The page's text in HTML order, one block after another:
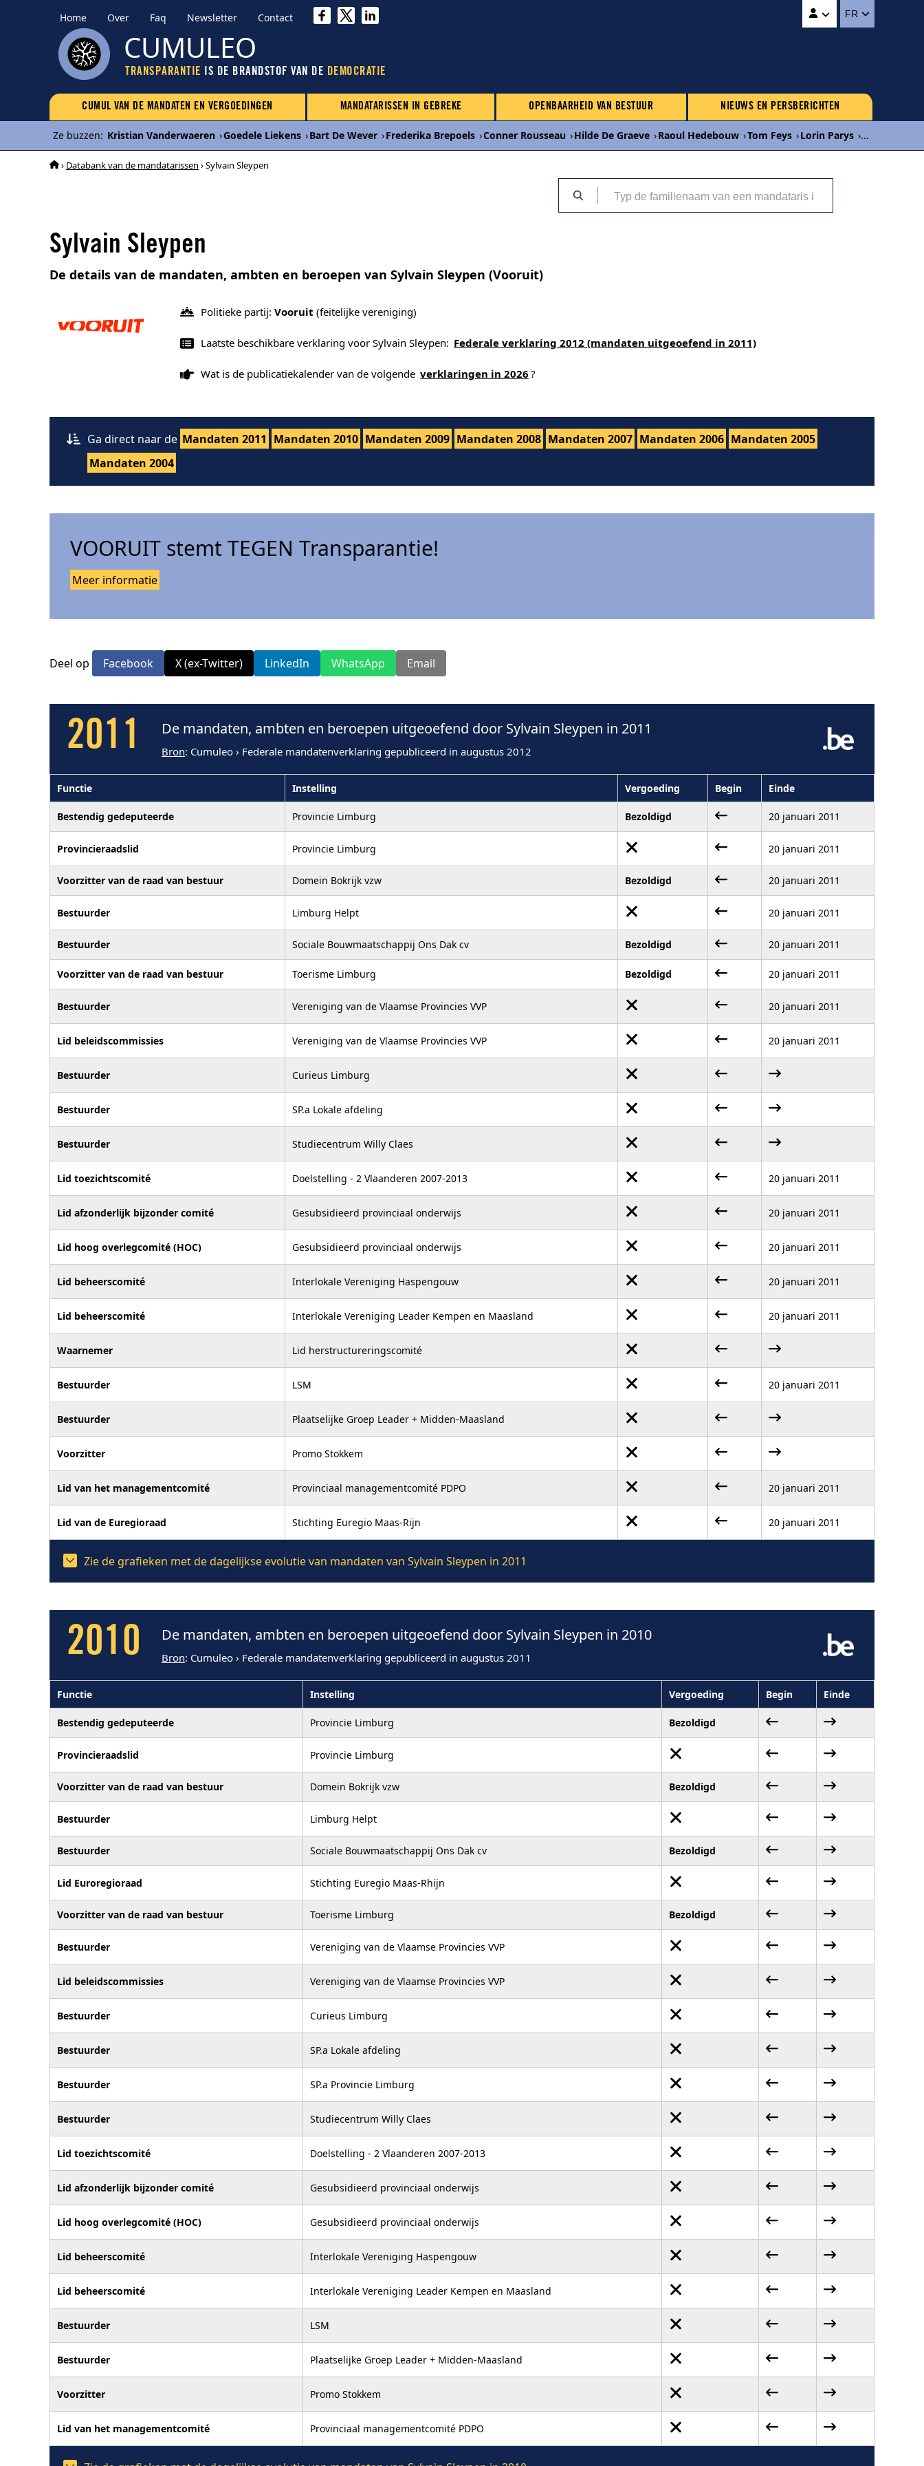
Home Over Faq Newsletter Contact FR
CUMULEO
TRANSPARANTIE IS DE BRANDSTOF VAN DE DEMOCRATIE
CUMUL VAN DE MANDATEN EN VERGOEDINGEN MANDATARISSEN IN GEBREKE OPENBAARHEID VAN BESTUUR NIEUWS EN PERSBERICHTEN
Ze buzzen: Kristian Vanderwaeren ›Goedele Liekens ›Bart De Wever ›Frederika Brepoels ›Conner Rousseau ›Hilde De Graeve ›Raoul Hedebouw ›Tom Feys ›Lorin Parys ›...
› Databank van de mandatarissen › Sylvain Sleypen
Sylvain Sleypen
De details van de mandaten, ambten en beroepen van Sylvain Sleypen (Vooruit)
Politieke partij: Vooruit (feitelijke vereniging)
Laatste beschikbare verklaring voor Sylvain Sleypen: Federale verklaring 2012 (mandaten uitgeoefend in 2011)
Wat is de publicatiekalender van de volgende verklaringen in 2026 ?
Ga direct naar de Mandaten 2011 Mandaten 2010 Mandaten 2009 Mandaten 2008 Mandaten 2007 Mandaten 2006 Mandaten 2005
Mandaten 2004
VOORUIT stemt TEGEN Transparantie!
Meer informatie
Deel op Facebook X (ex-Twitter) LinkedIn WhatsApp Email
2011 De mandaten, ambten en beroepen uitgeoefend door Sylvain Sleypen in 2011
Bron: Cumuleo › Federale mandatenverklaring gepubliceerd in augustus 2012
Functie Instelling Vergoeding Begin Einde
Bestendig gedeputeerde Provincie Limburg Bezoldigd 20 januari 2011
Provincieraadslid Provincie Limburg 20 januari 2011
Voorzitter van de raad van bestuur Domein Bokrijk vzw Bezoldigd 20 januari 2011
Bestuurder Limburg Helpt 20 januari 2011
Bestuurder Sociale Bouwmaatschappij Ons Dak cv Bezoldigd 20 januari 2011
Voorzitter van de raad van bestuur Toerisme Limburg Bezoldigd 20 januari 2011
Bestuurder Vereniging van de Vlaamse Provincies VVP 20 januari 2011
Lid beleidscommissies Vereniging van de Vlaamse Provincies VVP 20 januari 2011
Bestuurder Curieus Limburg
Bestuurder SP.a Lokale afdeling
Bestuurder Studiecentrum Willy Claes
Lid toezichtscomité Doelstelling - 2 Vlaanderen 2007-2013 20 januari 2011
Lid afzonderlijk bijzonder comité Gesubsidieerd provinciaal onderwijs 20 januari 2011
Lid hoog overlegcomité (HOC) Gesubsidieerd provinciaal onderwijs 20 januari 2011
Lid beheerscomité Interlokale Vereniging Haspengouw 20 januari 2011
Lid beheerscomité Interlokale Vereniging Leader Kempen en Maasland 20 januari 2011
Waarnemer Lid herstructureringscomité
Bestuurder LSM 20 januari 2011
Bestuurder Plaatselijke Groep Leader + Midden-Maasland
Voorzitter Promo Stokkem
Lid van het managementcomité Provinciaal managementcomité PDPO 20 januari 2011
Lid van de Euregioraad Stichting Euregio Maas-Rijn 20 januari 2011
Zie de grafieken met de dagelijkse evolutie van mandaten van Sylvain Sleypen in 2011
2010 De mandaten, ambten en beroepen uitgeoefend door Sylvain Sleypen in 2010
Bron: Cumuleo › Federale mandatenverklaring gepubliceerd in augustus 2011
Functie Instelling Vergoeding Begin Einde
Bestendig gedeputeerde Provincie Limburg Bezoldigd
Provincieraadslid Provincie Limburg
Voorzitter van de raad van bestuur Domein Bokrijk vzw Bezoldigd
Bestuurder Limburg Helpt
Bestuurder Sociale Bouwmaatschappij Ons Dak cv Bezoldigd
Lid Euroregioraad Stichting Euregio Maas-Rhijn
Voorzitter van de raad van bestuur Toerisme Limburg Bezoldigd
Bestuurder Vereniging van de Vlaamse Provincies VVP
Lid beleidscommissies Vereniging van de Vlaamse Provincies VVP
Bestuurder Curieus Limburg
Bestuurder SP.a Lokale afdeling
Bestuurder SP.a Provincie Limburg
Bestuurder Studiecentrum Willy Claes
Lid toezichtscomité Doelstelling - 2 Vlaanderen 2007-2013
Lid afzonderlijk bijzonder comité Gesubsidieerd provinciaal onderwijs
Lid hoog overlegcomité (HOC) Gesubsidieerd provinciaal onderwijs
Lid beheerscomité Interlokale Vereniging Haspengouw
Lid beheerscomité Interlokale Vereniging Leader Kempen en Maasland
Bestuurder LSM
Bestuurder Plaatselijke Groep Leader + Midden-Maasland
Voorzitter Promo Stokkem
Lid van het managementcomité Provinciaal managementcomité PDPO